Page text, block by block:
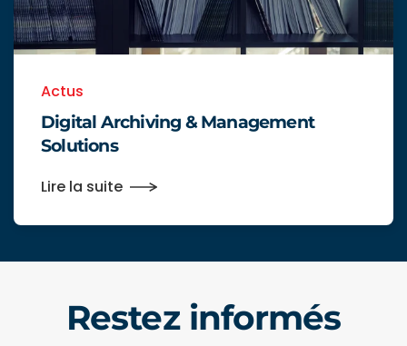
Actus
Digital Archiving & Management
Solutions
Lire la suite
Restez informés